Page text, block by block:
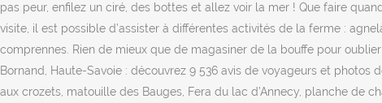
pas peur, enfilez un ciré, des bottes et allez voir la mer ! Que faire
visite, il est possible d’assister à différentes activités de la ferme :
comprennes. Rien de mieux que de magasiner de la bouffe pour
Bornand, Haute-Savoie : découvrez 9 536 avis de voyageurs et
aux crozets, matouille des Bauges, Fera du lac d’Annecy, planche de